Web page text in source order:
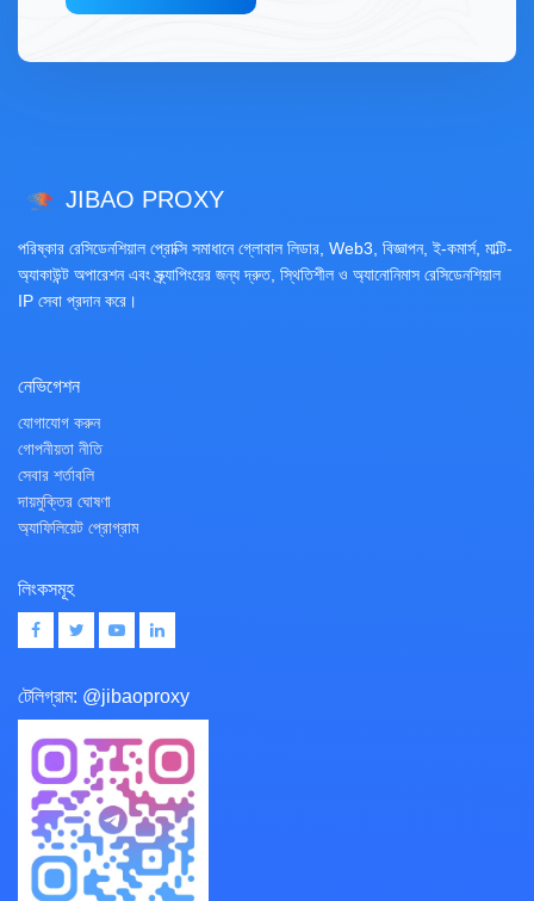
JIBAO PROXY
পরিষ্কার রেসিডেনশিয়াল প্রোক্সি সমাধানে গ্লোবাল লিডার, Web3, বিজ্ঞাপন, ই-কমার্স, মাল্টি-
অ্যাকাউন্ট অপারেশন এবং স্ক্র্যাপিংয়ের জন্য দ্রুত, স্থিতিশীল ও অ্যানোনিমাস রেসিডেনশিয়াল
IP সেবা প্রদান করে।
নেভিগেশন
যোগাযোগ করুন
গোপনীয়তা নীতি
সেবার শর্তাবলি
দায়মুক্তির ঘোষণা
অ্যাফিলিয়েট প্রোগ্রাম
লিংকসমূহ
টেলিগ্রাম: @jibaoproxy